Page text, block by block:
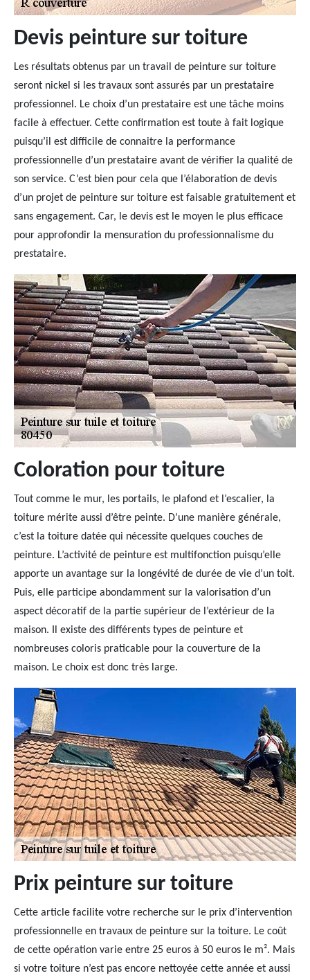
Devis peinture sur toiture
Les résultats obtenus par un travail de peinture sur toiture
seront nickel si les travaux sont assurés par un prestataire
professionnel. Le choix d’un prestataire est une tâche moins
facile à effectuer. Cette confirmation est toute à fait logique
puisqu’il est difficile de connaitre la performance
professionnelle d’un prestataire avant de vérifier la qualité de
son service. C’est bien pour cela que l’élaboration de devis
d’un projet de peinture sur toiture est faisable gratuitement et
sans engagement. Car, le devis est le moyen le plus efficace
pour approfondir la mensuration du professionnalisme du
prestataire.
Coloration pour toiture
Tout comme le mur, les portails, le plafond et l’escalier, la
toiture mérite aussi d’être peinte. D’une manière générale,
c’est la toiture datée qui nécessite quelques couches de
peinture. L’activité de peinture est multifonction puisqu’elle
apporte un avantage sur la longévité de durée de vie d’un toit.
Puis, elle participe abondamment sur la valorisation d’un
aspect décoratif de la partie supérieur de l’extérieur de la
maison. Il existe des différents types de peinture et
nombreuses coloris praticable pour la couverture de la
maison. Le choix est donc très large.
Prix peinture sur toiture
Cette article facilite votre recherche sur le prix d’intervention
professionnelle en travaux de peinture sur la toiture. Le coût
de cette opération varie entre 25 euros à 50 euros le m². Mais
si votre toiture n’est pas encore nettoyée cette année et aussi